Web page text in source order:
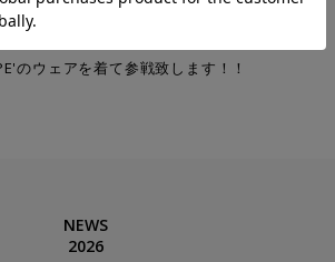
のウェアを着て参戦致します！！
NEWS
2026